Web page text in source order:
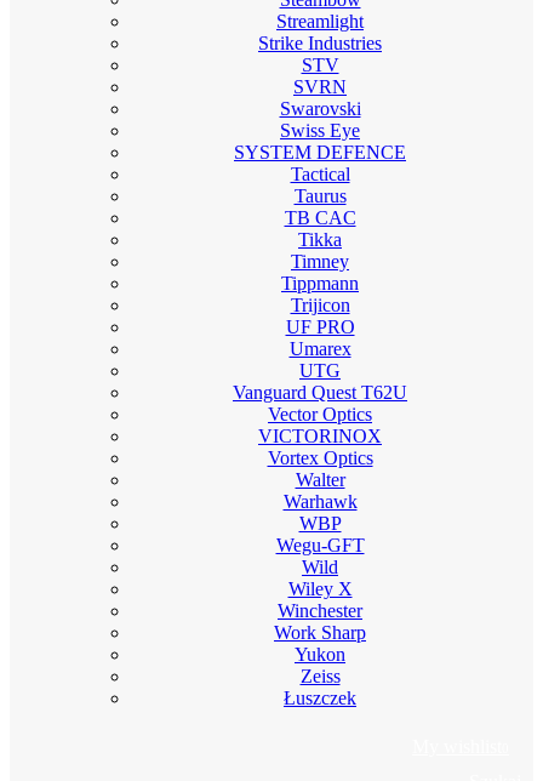
Streamlight
Strike Industries
STV
SVRN
Swarovski
Swiss Eye
SYSTEM DEFENCE
Tactical
Taurus
TB CAC
Tikka
Timney
Tippmann
Trijicon
UF PRO
Umarex
UTG
Vanguard Quest T62U
Vector Optics
VICTORINOX
Vortex Optics
Walter
Warhawk
WBP
Wegu-GFT
Wild
Wiley X
Winchester
Work Sharp
Yukon
Zeiss
Łuszczek